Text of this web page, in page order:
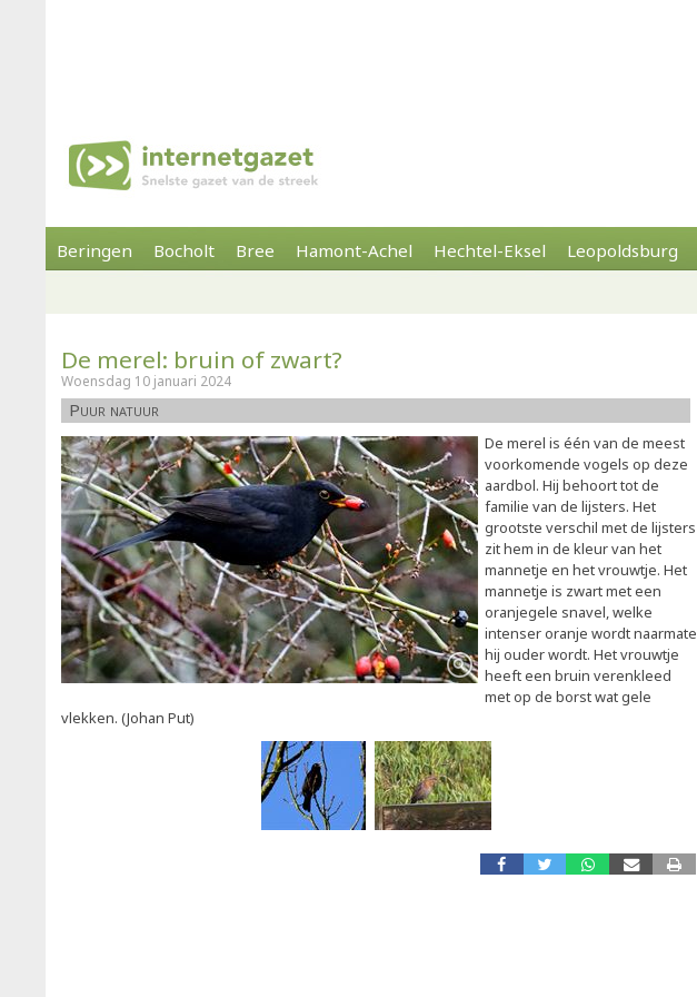
Beringen Bocholt Bree Hamont-Achel Hechtel-Eksel Leopoldsburg
De merel: bruin of zwart?
Woensdag 10 januari 2024
Puur natuur
De merel is één van de meest
voorkomende vogels op deze
aardbol. Hij behoort tot de
familie van de lijsters. Het
grootste verschil met de lijsters
zit hem in de kleur van het
mannetje en het vrouwtje. Het
mannetje is zwart met een
oranjegele snavel, welke
intenser oranje wordt naarmate
hij ouder wordt. Het vrouwtje
heeft een bruin verenkleed
met op de borst wat gele
vlekken. (Johan Put)